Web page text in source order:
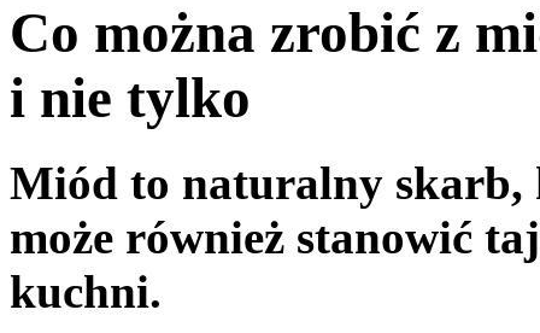
Co można zrobić z
i nie tylko
Miód to naturalny skarb,
może również stanowić
kuchni.